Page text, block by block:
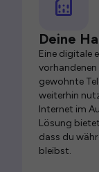
Deine
Eine digitale
vorhandenen
gewohnte
weiterhin
Internet im
Lösung
dass du
bleibst.